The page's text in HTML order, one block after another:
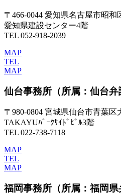
〒466-0044 愛知県名古屋市昭和
愛知県建設センター4階
TEL 052-918-2039
MAP
TEL
MAP
仙台事務所 （所属：仙台弁
〒980-0804 宮城県仙台市青葉区
TAKAYUﾊﾟｰｸｻｲﾄﾞﾋﾞﾙ3階
TEL 022-738-7118
MAP
TEL
MAP
福岡事務所 （所属：福岡県